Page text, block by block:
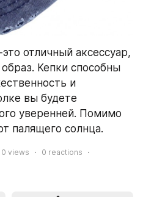
-это отличный аксессуар,
Кепки способны
и
вы будете
уверенней. Помимо
палящего солнца.
0 views 0 reactions